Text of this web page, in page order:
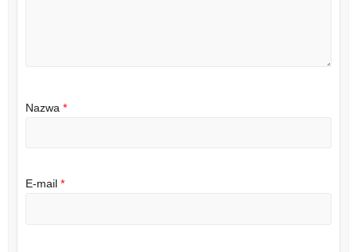
Nazwa *
E-mail *